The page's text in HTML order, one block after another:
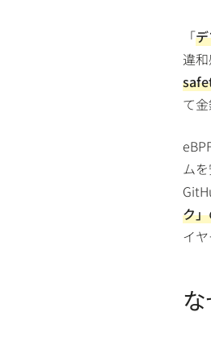
「
違
て
ム
ク
イ